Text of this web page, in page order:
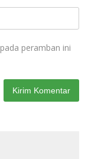
peramban ini